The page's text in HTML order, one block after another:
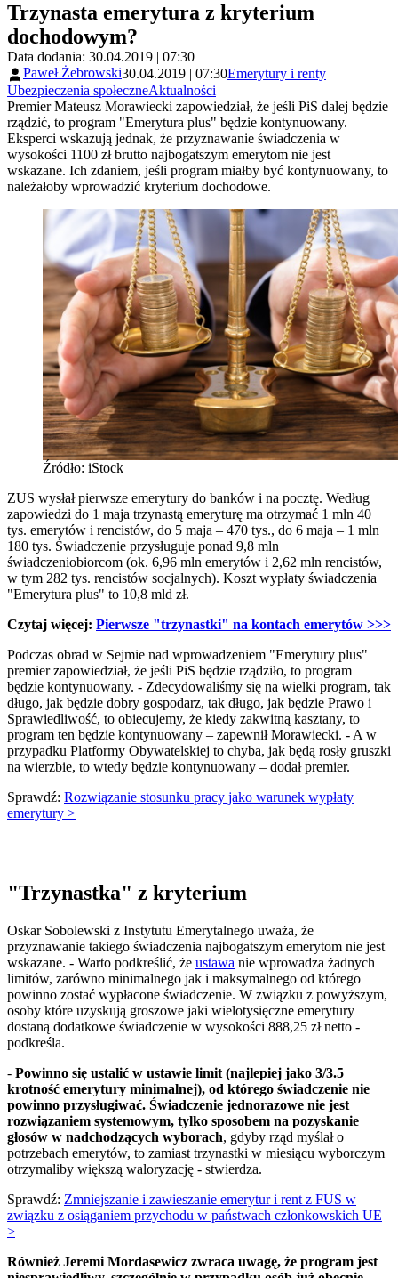
Trzynasta emerytura z kryterium
dochodowym?
Data dodania: 30.04.2019 | 07:30
Paweł Żebrowski30.04.2019 | 07:30Emerytury i renty
Ubezpieczenia społeczneAktualności
Premier Mateusz Morawiecki zapowiedział, że jeśli PiS dalej będzie
rządzić, to program "Emerytura plus" będzie kontynuowany.
Eksperci wskazują jednak, że przyznawanie świadczenia w
wysokości 1100 zł brutto najbogatszym emerytom nie jest
wskazane. Ich zdaniem, jeśli program miałby być kontynuowany, to
należałoby wprowadzić kryterium dochodowe.
Źródło: iStock
ZUS wysłał pierwsze emerytury do banków i na pocztę. Według
zapowiedzi do 1 maja trzynastą emeryturę ma otrzymać 1 mln 40
tys. emerytów i rencistów, do 5 maja – 470 tys., do 6 maja – 1 mln
180 tys. Świadczenie przysługuje ponad 9,8 mln
świadczeniobiorcom (ok. 6,96 mln emerytów i 2,62 mln rencistów,
w tym 282 tys. rencistów socjalnych). Koszt wypłaty świadczenia
"Emerytura plus" to 10,8 mld zł.
Czytaj więcej: Pierwsze "trzynastki" na kontach emerytów >>>
Podczas obrad w Sejmie nad wprowadzeniem "Emerytury plus"
premier zapowiedział, że jeśli PiS będzie rządziło, to program
będzie kontynuowany. - Zdecydowaliśmy się na wielki program, tak
długo, jak będzie dobry gospodarz, tak długo, jak będzie Prawo i
Sprawiedliwość, to obiecujemy, że kiedy zakwitną kasztany, to
program ten będzie kontynuowany – zapewnił Morawiecki. - A w
przypadku Platformy Obywatelskiej to chyba, jak będą rosły gruszki
na wierzbie, to wtedy będzie kontynuowany – dodał premier.
Sprawdź: Rozwiązanie stosunku pracy jako warunek wypłaty
emerytury >
"Trzynastka" z kryterium
Oskar Sobolewski z Instytutu Emerytalnego uważa, że
przyznawanie takiego świadczenia najbogatszym emerytom nie jest
wskazane. - Warto podkreślić, że ustawa nie wprowadza żadnych
limitów, zarówno minimalnego jak i maksymalnego od którego
powinno zostać wypłacone świadczenie. W związku z powyższym,
osoby które uzyskują groszowe jaki wielotysięczne emerytury
dostaną dodatkowe świadczenie w wysokości 888,25 zł netto -
podkreśla.
- Powinno się ustalić w ustawie limit (najlepiej jako 3/3.5
krotność emerytury minimalnej), od którego świadczenie nie
powinno przysługiwać. Świadczenie jednorazowe nie jest
rozwiązaniem systemowym, tylko sposobem na pozyskanie
głosów w nadchodzących wyborach, gdyby rząd myślał o
potrzebach emerytów, to zamiast trzynastki w miesiącu wyborczym
otrzymaliby większą waloryzację - stwierdza.
Sprawdź: Zmniejszanie i zawieszanie emerytur i rent z FUS w
związku z osiąganiem przychodu w państwach członkowskich UE
>
Również Jeremi Mordasewicz zwraca uwagę, że program jest